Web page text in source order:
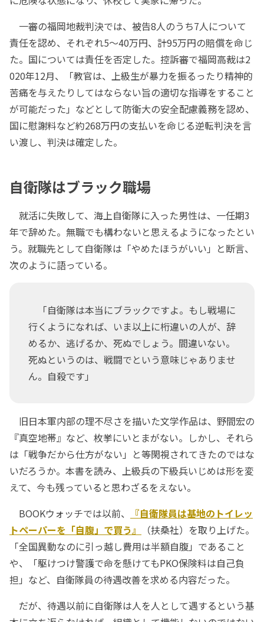
一審の福岡地裁判決では、被告8人のうち7人について
責任を認め、それぞれ5～40万円、計95万円の賠償を命じ
た。国については責任を否定した。控訴審で福岡高裁は2
020年12月、「教官は、上級生が暴力を振るったり精神的
苦痛を与えたりしてはならない旨の適切な指導をすること
が可能だった」などとして防衛大の安全配慮義務を認め、
国に慰謝料など約268万円の支払いを命じる逆転判決を言
い渡し、判決は確定した。
自衛隊はブラック職場
就活に失敗して、海上自衛隊に入った男性は、一任期3
年で辞めた。無職でも構わないと思えるようになったとい
う。就職先として自衛隊は「やめたほうがいい」と断言、
次のように語っている。
「自衛隊は本当にブラックですよ。もし戦場に
行くようになれば、いま以上に桁違いの人が、辞
めるか、逃げるか、死ぬでしょう。間違いない。
死ぬというのは、戦闘でという意味じゃありませ
ん。自殺です」
旧日本軍内部の理不尽さを描いた文学作品は、野間宏の
『真空地帯』など、枚挙にいとまがない。しかし、それら
は「戦争だから仕方がない」と等閑視されてきたのではな
いだろうか。本書を読み、上級兵の下級兵いじめは形を変
えて、今も残っていると思わざるをえない。
BOOKウォッチでは以前、
『自衛隊員は基地のトイレッ
トペーパーを「自腹」で買う』
（扶桑社）を取り上げた。
「全国異動なのに引っ越し費用は半額自腹」であること
や、「駆けつけ警護で命を懸けてもPKO保険料は自己負
担」など、自衛隊員の待遇改善を求める内容だった。
だが、待遇以前に自衛隊は人を人として遇するという基